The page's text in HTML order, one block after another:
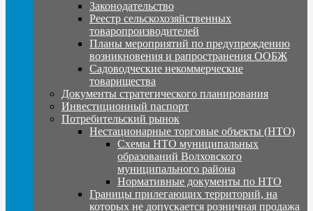
Законодательство
Реестр сельскохозяйственных
товаропроизводителей
Планы мероприятий по предупреждению
возникновения и рапространения ООБЖ
Садоводческие некоммерческие
товарищества
Документы стратегического планирования
Инвестиционный паспорт
Потребительский рынок
Нестационарные торговые объекты (НТО)
Схемы НТО муниципальных
образований Волховского
муниципального района
Нормативные документы по НТО
Границы прилегающих территорий, на
которых не допускается розничная продажа